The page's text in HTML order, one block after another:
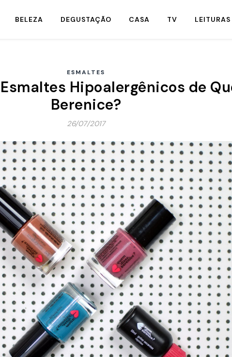
BELEZA DEGUSTAÇÃO CASA TV LEITURAS
ESMALTES
Hipoalergênicos de
Berenice?
26/07/2017